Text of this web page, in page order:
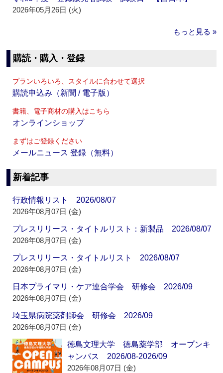
2026年05月26日 (火)
もっと見る »
購読・購入・登録
プランいろいろ、スタイルに合わせて選択
購読申込み（新聞 / 電子版）
書籍、電子商材の購入はこちら
オンラインショップ
まずはご登録ください
メールニュース 登録（無料）
新着記事
行政情報リスト 2026/08/07
2026年08月07日 (金)
プレスリリース・タイトルリスト：新製品 2026/08/07
2026年08月07日 (金)
プレスリリース・タイトルリスト 2026/08/07
2026年08月07日 (金)
日本プライマリ・ケア連合学会 研修会 2026/09
2026年08月07日 (金)
埼玉県病院薬剤師会 研修会 2026/09
2026年08月07日 (金)
徳島文理大学 徳島薬学部 オープンキ
ャンパス 2026/08-2026/09
2026年08月07日 (金)